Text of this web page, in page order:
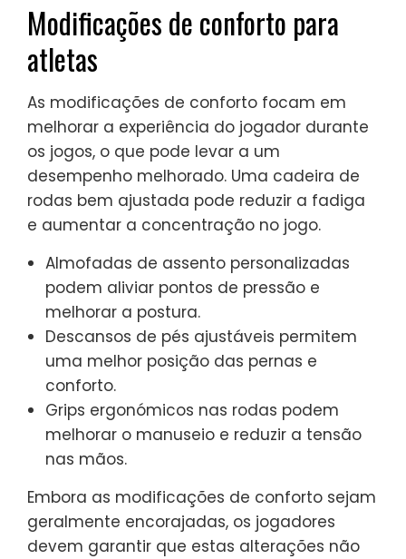
Modificações de conforto para
atletas
As modificações de conforto focam em
melhorar a experiência do jogador durante
os jogos, o que pode levar a um
desempenho melhorado. Uma cadeira de
rodas bem ajustada pode reduzir a fadiga
e aumentar a concentração no jogo.
Almofadas de assento personalizadas
podem aliviar pontos de pressão e
melhorar a postura.
Descansos de pés ajustáveis permitem
uma melhor posição das pernas e
conforto.
Grips ergonómicos nas rodas podem
melhorar o manuseio e reduzir a tensão
nas mãos.
Embora as modificações de conforto sejam
geralmente encorajadas, os jogadores
devem garantir que estas alterações não